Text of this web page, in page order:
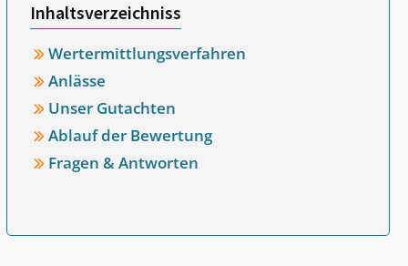
Inhaltsverzeichniss
Wertermittlungsverfahren
Anlässe
Unser Gutachten
Ablauf der Bewertung
Fragen & Antworten